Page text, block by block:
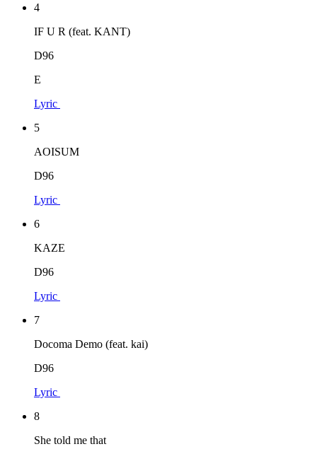
4
IF U R (feat. KANT)
D96
E
Lyric
5
AOISUM
D96
Lyric
6
KAZE
D96
Lyric
7
Docoma Demo (feat. kai)
D96
Lyric
8
She told me that